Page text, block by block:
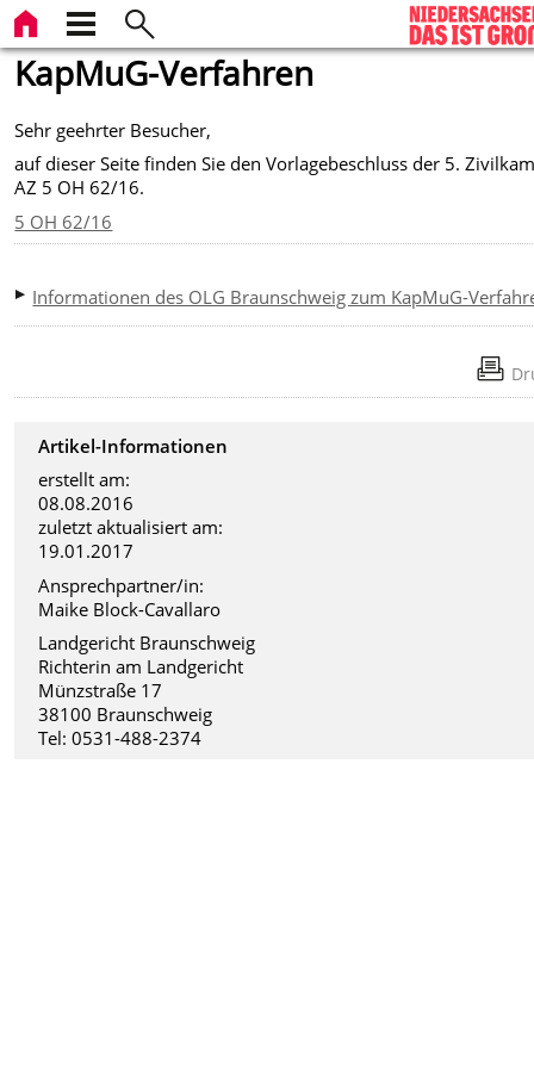
KapMuG-Verfahren
Sehr geehrter Besucher,
auf dieser Seite finden Sie den Vorlagebeschluss der 5.
AZ 5 OH 62/16.
5 OH 62/16
Informationen des OLG Braunschweig zum KapMuG-
Artikel-Informationen
erstellt am:
08.08.2016
zuletzt aktualisiert am:
19.01.2017
Ansprechpartner/in:
Maike Block-Cavallaro
Landgericht Braunschweig
Richterin am Landgericht
Münzstraße 17
38100 Braunschweig
Tel: 0531-488-2374